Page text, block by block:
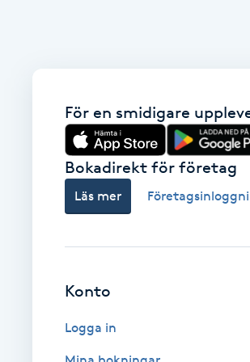
Faceliftmassage
Fet hårbotten
Fettreducering
Fibromassage
Fotmassage
För en smidigare
Bokadirekt för företag
Läs mer
Konto
Logga in